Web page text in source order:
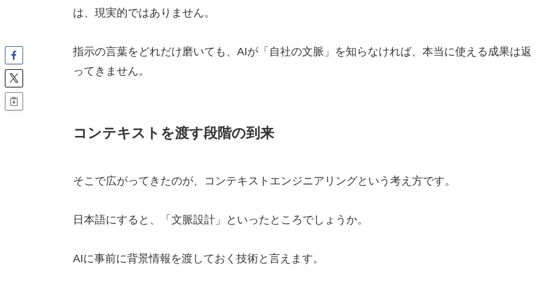
は、現実的ではありません。
指示の言葉をどれだけ磨いても、AIが「自社の文脈」を知らなければ、本当に使える成果は返
ってきません。
コンテキストを渡す段階の到来
そこで広がってきたのが、コンテキストエンジニアリングという考え方です。
日本語にすると、「文脈設計」といったところでしょうか。
AIに事前に背景情報を渡しておく技術と言えます。